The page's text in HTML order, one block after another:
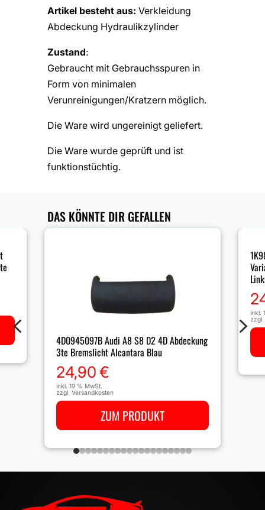
Artikel besteht aus: Verkleidung
Abdeckung Hydraulikzylinder
Zustand:
Gebraucht mit Gebrauchsspuren in
Form von minimalen
Verunreinigungen/Kratzern möglich.
Die Ware wird ungereinigt geliefert.
Die Ware wurde geprüft und ist
funktionstüchtig.
DAS KÖNNTE DIR GEFALLEN
4D0945097B Audi A8 S8 D2 4D Abdeckung
3te Bremslicht Alcantara Blau
24,90€
inkl. 19 % MwSt.
zzgl. Versandkosten
ZUM PRODUKT
inkl.
zzgl.
4 5